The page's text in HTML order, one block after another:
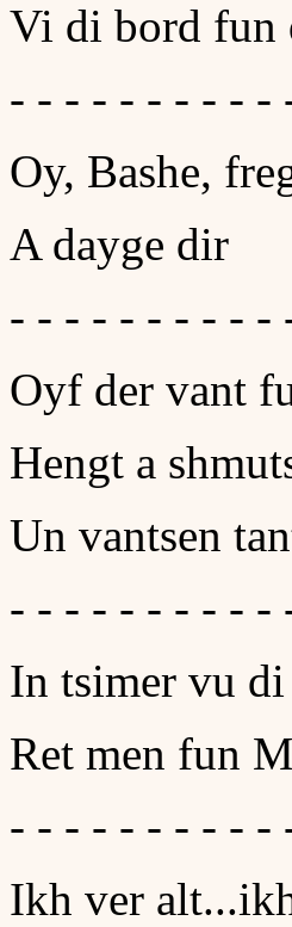
Vi di bord fun
- - - - - - - - - -
Oy, Bashe,
A dayge dir
- - - - - - - - - -
Oyf der vant
Hengt a
Un vantsen
- - - - - - - - - -
In tsimer vu
Ret men fun
- - - - - - - - - -
Ikh ver